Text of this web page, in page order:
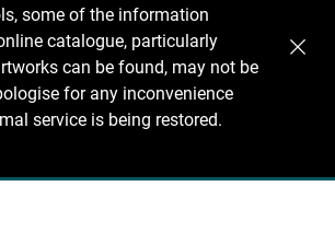
some of the information
catalogue, particularly
can be found, may not be
for any inconvenience
service is being restored.